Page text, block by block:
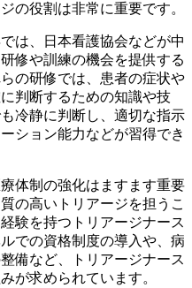
の役割は非常に重要です。
は、
日本看護協会などが中
修や訓練の機会を提供する
の研修では、患者の症状や
判断するための知識や技
冷静に判断し、適切な指示
ション能力などが習得でき
体制の強化はますます重要
の高いトリアージを担うこ
験を持つトリアージナース
での資格制度の導入や、病
備など、トリアージナース
が求められています。